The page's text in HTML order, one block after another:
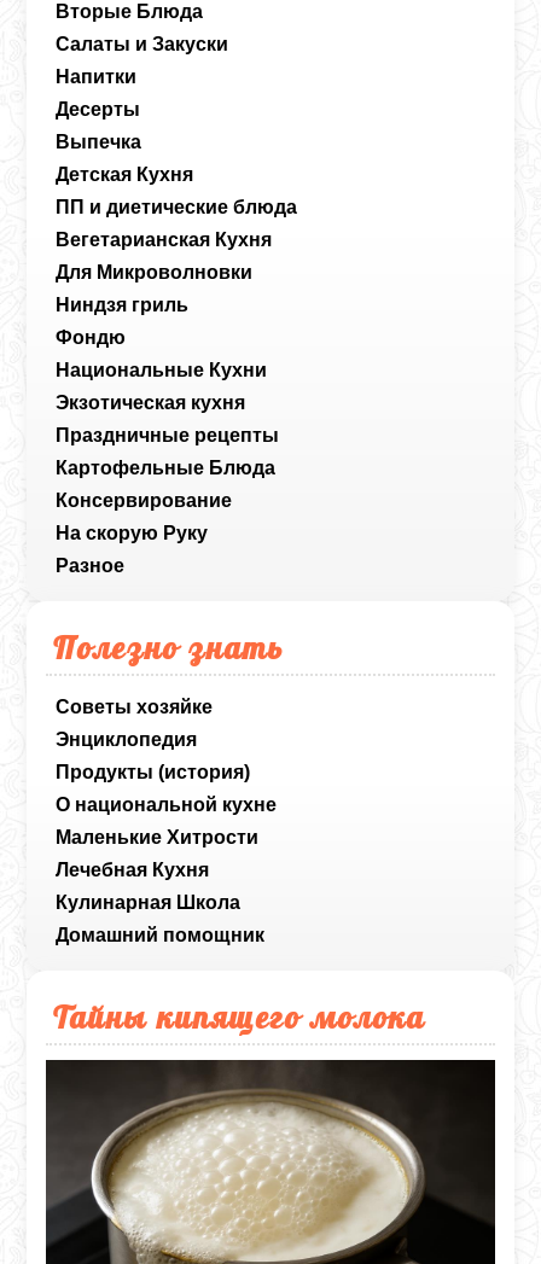
Вторые Блюда
Салаты и Закуски
Напитки
Десерты
Выпечка
Детская Кухня
ПП и диетические блюда
Вегетарианская Кухня
Для Микроволновки
Ниндзя гриль
Фондю
Национальные Кухни
Экзотическая кухня
Праздничные рецепты
Картофельные Блюда
Консервирование
На скорую Руку
Разное
Полезно знать
Советы хозяйке
Энциклопедия
Продукты (история)
О национальной кухне
Маленькие Хитрости
Лечебная Кухня
Кулинарная Школа
Домашний помощник
Тайны кипящего молока